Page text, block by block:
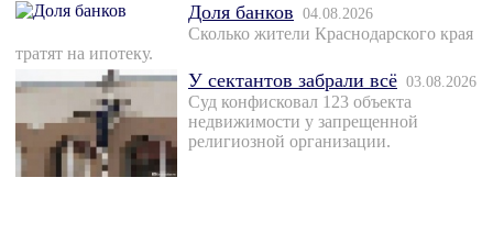
Доля банков 04.08.2026
Сколько жители Краснодарского края
тратят на ипотеку.
У сектантов забрали всё 03.08.2026
Суд конфисковал 123 объекта
недвижимости у запрещенной
религиозной организации.